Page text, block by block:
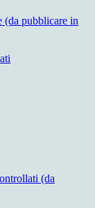
(da pubblicare in
(da